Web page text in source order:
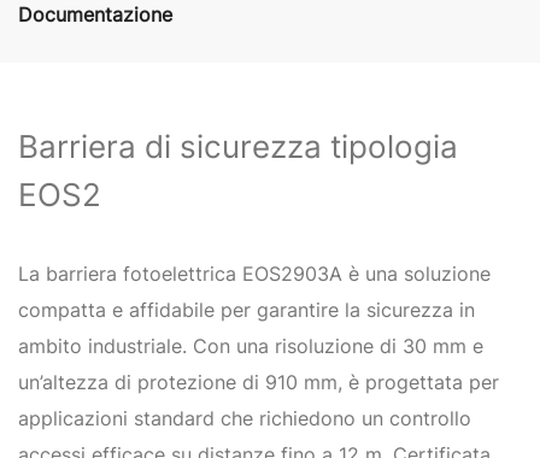
Documentazione
Barriera di sicurezza tipologia
EOS2
La barriera fotoelettrica EOS2903A è una soluzione
compatta e affidabile per garantire la sicurezza in
ambito industriale. Con una risoluzione di 30 mm e
un’altezza di protezione di 910 mm, è progettata per
applicazioni standard che richiedono un controllo